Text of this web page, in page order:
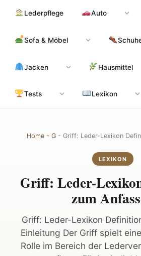
Inhalt
Lederpflege Auto
Sofa & Möbel
Jacken Hausmittel
Tests Lexikon
Home - G - Griff: Leder-Lexikon
LEXIKON
Griff: Leder-
zum
Griff: Leder-Lexikon
Einleitung Der Griff spielt
Rolle im Bereich der